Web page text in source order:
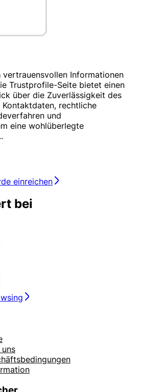
vertrauensvollen Informationen
Trustprofile-Seite bietet einen
über die Zuverlässigkeit des
Kontaktdaten, rechtliche
und
eine wohlüberlegte
einreichen
bei